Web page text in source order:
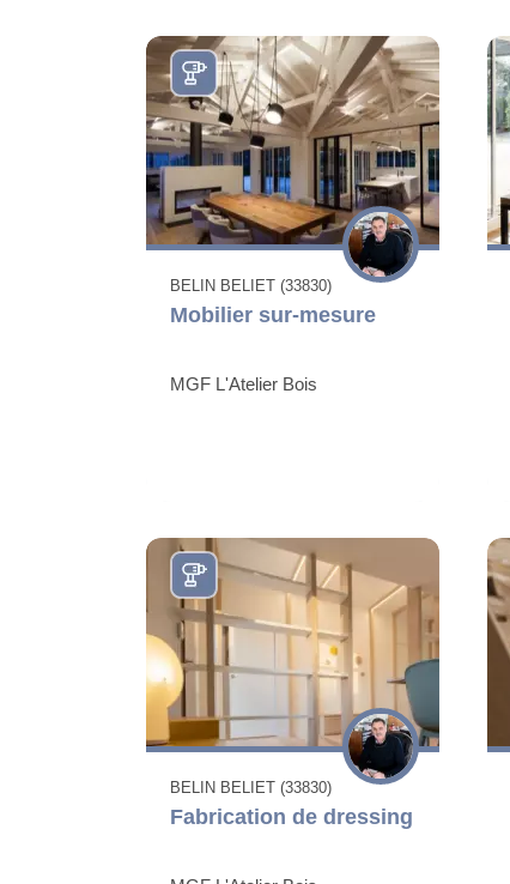
BELIN BELIET (33830)
Mobilier sur-mesure
MGF L'Atelier Bois
BELIN BELIET (33830)
Fabrication de dressing